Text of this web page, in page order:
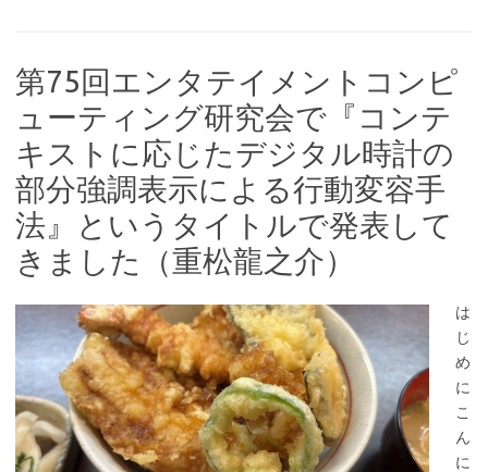
第75回エンタテイメントコンピ
ューティング研究会で『コンテ
キストに応じたデジタル時計の
部分強調表示による行動変容手
法』というタイトルで発表して
きました（重松龍之介）
は
じ
め
に
こ
ん
に